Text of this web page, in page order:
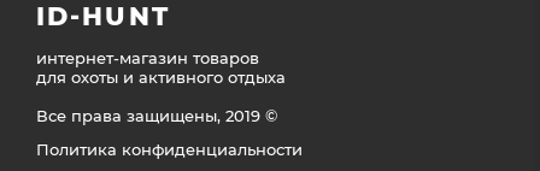
ID-HUNT
интернет-магазин товаров
для охоты и активного отдыха
Все права защищены, 2019 ©
Политика конфиденциальности